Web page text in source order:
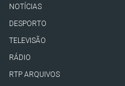
NOTÍCIAS
DESPORTO
TELEVISÃO
RÁDIO
RTP ARQUIVOS